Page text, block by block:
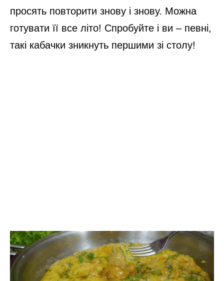
просять повторити знову і знову. Можна
готувати її все літо! Спробуйте і ви – певні,
такі кабачки зникнуть першими зі столу!